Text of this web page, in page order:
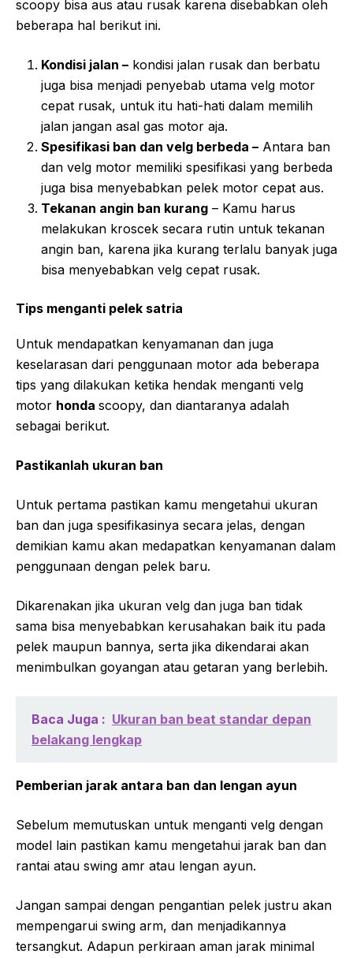
scoopy bisa aus atau rusak karena disebabkan oleh
beberapa hal berikut ini.
Kondisi jalan – kondisi jalan rusak dan berbatu
juga bisa menjadi penyebab utama velg motor
cepat rusak, untuk itu hati-hati dalam memilih
jalan jangan asal gas motor aja.
Spesifikasi ban dan velg berbeda – Antara ban
dan velg motor memiliki spesifikasi yang berbeda
juga bisa menyebabkan pelek motor cepat aus.
Tekanan angin ban kurang – Kamu harus
melakukan kroscek secara rutin untuk tekanan
angin ban, karena jika kurang terlalu banyak juga
bisa menyebabkan velg cepat rusak.
Tips menganti pelek satria
Untuk mendapatkan kenyamanan dan juga
keselarasan dari penggunaan motor ada beberapa
tips yang dilakukan ketika hendak menganti velg
motor honda scoopy, dan diantaranya adalah
sebagai berikut.
Pastikanlah ukuran ban
Untuk pertama pastikan kamu mengetahui ukuran
ban dan juga spesifikasinya secara jelas, dengan
demikian kamu akan medapatkan kenyamanan dalam
penggunaan dengan pelek baru.
Dikarenakan jika ukuran velg dan juga ban tidak
sama bisa menyebabkan kerusahakan baik itu pada
pelek maupun bannya, serta jika dikendarai akan
menimbulkan goyangan atau getaran yang berlebih.
Baca Juga : Ukuran ban beat standar depan
belakang lengkap
Pemberian jarak antara ban dan lengan ayun
Sebelum memutuskan untuk menganti velg dengan
model lain pastikan kamu mengetahui jarak ban dan
rantai atau swing amr atau lengan ayun.
Jangan sampai dengan pengantian pelek justru akan
mempengarui swing arm, dan menjadikannya
tersangkut. Adapun perkiraan aman jarak minimal